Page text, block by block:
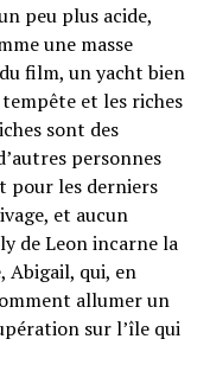
peu plus acide,
une masse
film, un yacht bien
et les riches
sont des
personnes
pour les derniers
et aucun
de Leon incarne la
Abigail, qui, en
allumer un
sur l’île qui